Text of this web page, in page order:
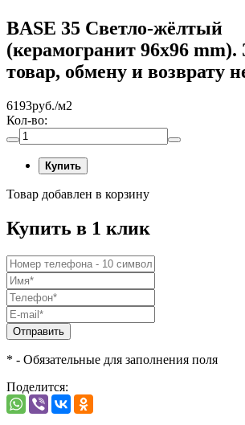
BASE 35 Светло-жёлтый
(керамогранит 96х96 mm).
товар, обмену и возврату
6193руб./м2
Кол-во:
Купить
Товар добавлен в корзину
Купить в 1 клик
Отправить
* - Обязательные для заполнения поля
Поделится: